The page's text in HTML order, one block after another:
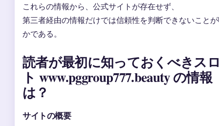
これらの情報から、公式サイトが存在せず、
第三者経由の情報だけでは信頼性を判断できないこと
かである。
読者が最初に知っておくべきス
ト www.pggroup777.beauty の情報
は？
サイトの概要